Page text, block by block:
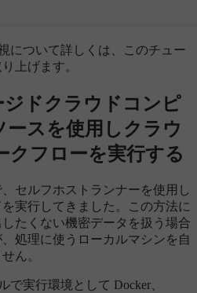
について詳しくは、このチュー
上げます。
ドクラウドコンピ
ースを使用しクラウ
クフローを実行する
セルフホストランナーを使用し
実行してきました。この方法に
たくない機密データを扱う場合
処理に使うローカルマシンを自
ん。
で実行環境として Docker、